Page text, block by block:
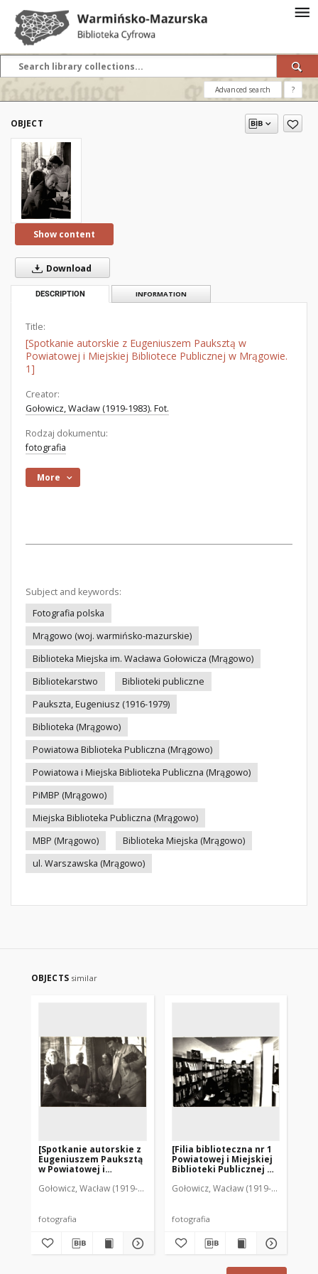
Advanced search ?
OBJECT
Show content
Download
DESCRIPTION INFORMATION
Title:
[Spotkanie autorskie z Eugeniuszem Pauksztą w
Powiatowej i Miejskiej Bibliotece Publicznej w Mrągowie.
1]
Creator:
Gołowicz, Wacław (1919-1983). Fot.
Rodzaj dokumentu:
fotografia
More
Subject and keywords:
Fotografia polska
Mrągowo (woj. warmińsko-mazurskie)
Biblioteka Miejska im. Wacława Gołowicza (Mrągowo)
Bibliotekarstwo
Biblioteki publiczne
Paukszta, Eugeniusz (1916-1979)
Biblioteka (Mrągowo)
Powiatowa Biblioteka Publiczna (Mrągowo)
Powiatowa i Miejska Biblioteka Publiczna (Mrągowo)
PiMBP (Mrągowo)
Miejska Biblioteka Publiczna (Mrągowo)
MBP (Mrągowo)
Biblioteka Miejska (Mrągowo)
ul. Warszawska (Mrągowo)
OBJECTS similar
[Spotkanie autorskie z
Eugeniuszem Pauksztą
w Powiatowej i
Publicznej w Mrągowie.
Gołowicz, Wacław (1919-1983). Fot.
fotografia
[Filia biblioteczna nr 1
Powiatowej i Miejskiej
Biblioteki Publicznej w
Gołowicz, Wacław (1919-1983). Fot.
fotografia